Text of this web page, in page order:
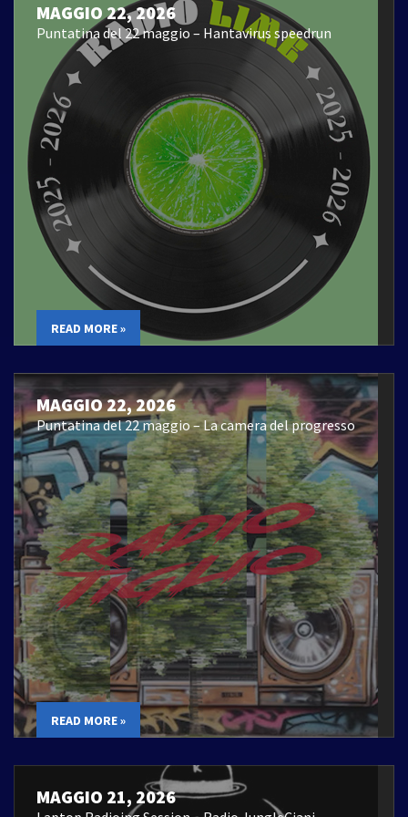
MAGGIO 22, 2026
Puntatina del 22 maggio – Hantavirus speedrun
READ MORE »
MAGGIO 22, 2026
Puntatina del 22 maggio – La camera del progresso
READ MORE »
MAGGIO 21, 2026